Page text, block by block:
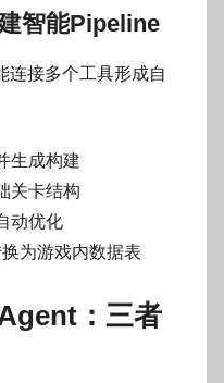
智能Pipeline
连接多个工具形成自
生成构建
关卡结构
动优化
为游戏内数据表
：三者